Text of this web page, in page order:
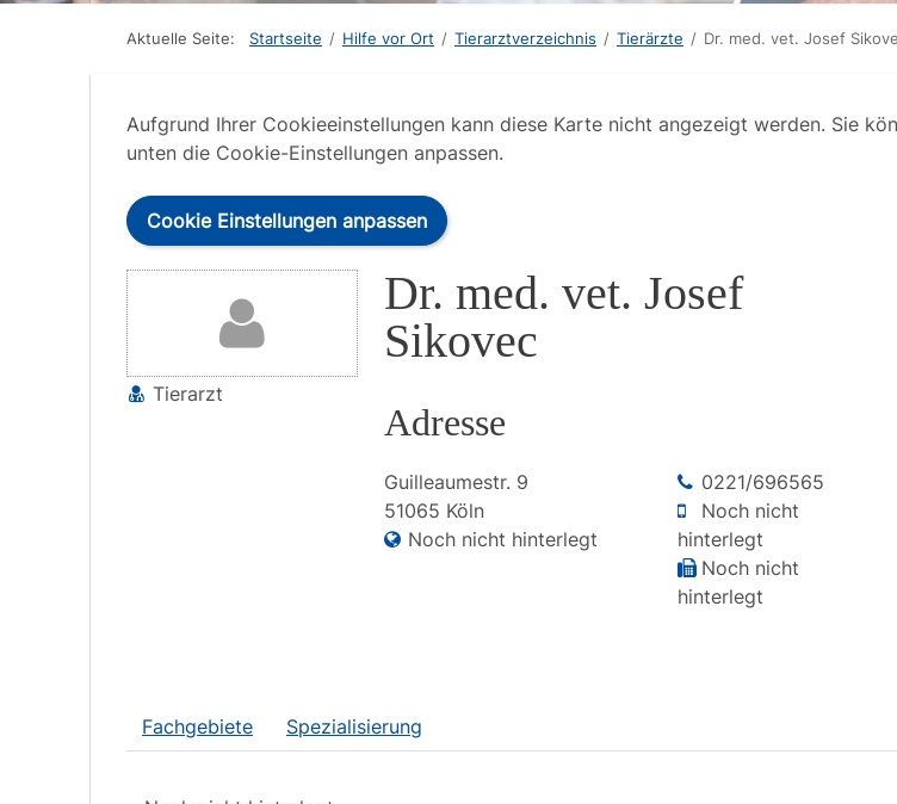
Aktuelle Seite: Startseite / Hilfe vor Ort / Tierarztverzeichnis / Tierärzte / Dr. med. vet. Josef
Aufgrund Ihrer Cookieeinstellungen kann diese Karte nicht angezeigt werden. Sie
unten die Cookie-Einstellungen anpassen.
Cookie Einstellungen anpassen
Tierarzt
Dr. med. vet. Josef
Sikovec
Adresse
Guilleaumestr. 9
51065 Köln
Noch nicht hinterlegt
0221/696565
Noch nicht
hinterlegt
Noch nicht
hinterlegt
Fachgebiete Spezialisierung